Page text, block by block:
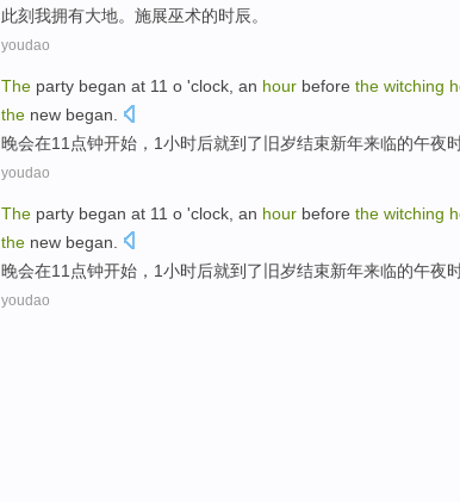
此刻我拥有大地。施展巫术的时辰。
youdao
The party began at 11 o 'clock , an hour before the witching
the new began.
晚会在11 点钟开始 ， 1小时后就到了 旧岁结束新年来临的午夜
youdao
The party began at 11 o 'clock , an hour before the witching
the new began.
晚会在11 点钟开始 ， 1小时后就到了旧岁结束新年来临的午夜
youdao